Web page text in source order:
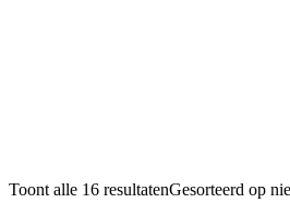
Toont alle 16 resultatenGesorteerd op